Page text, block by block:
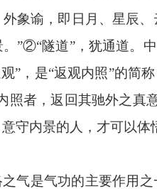
象谕，即日月、星辰
”②“隧道”，犹通道。
”，是“返观内照”的简
照者，返回其驰外之
守内景的人，才可以体
气是气功的主要作用